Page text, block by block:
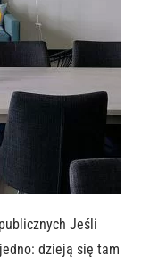
Jeśli
dzieją się tam